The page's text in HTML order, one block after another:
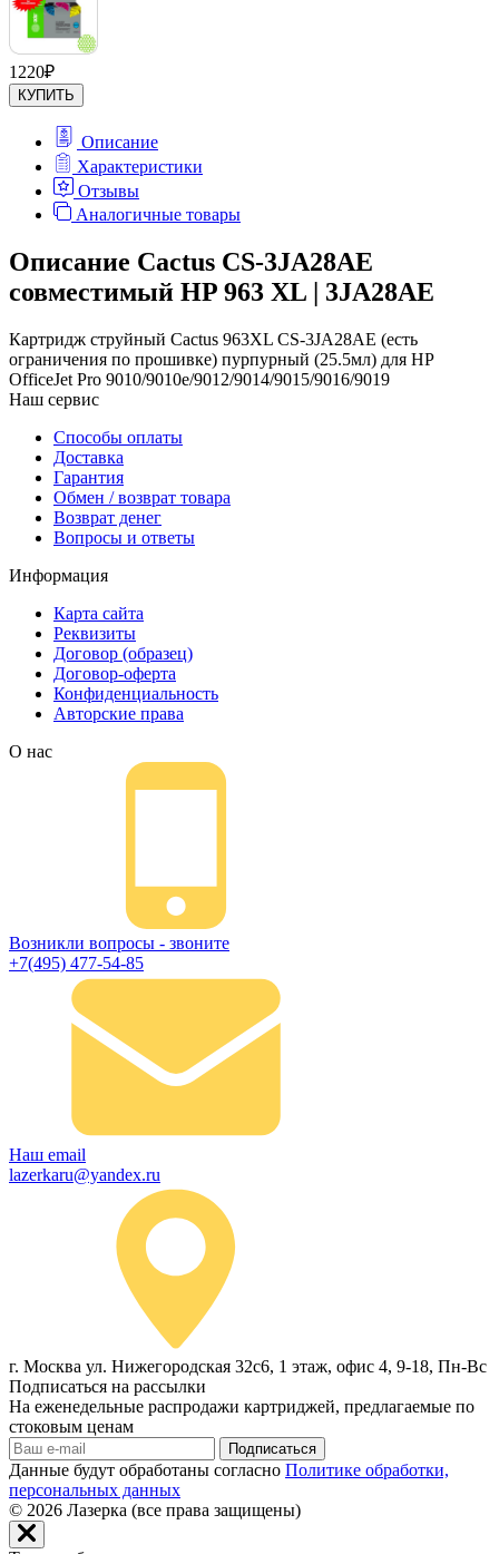
1220₽
КУПИТЬ
Описание
Характеристики
Отзывы
Аналогичные товары
Описание Cactus CS-3JA28AE
совместимый HP 963 XL | 3JA28AE
Картридж струйный Cactus 963XL CS-3JA28AE (есть
ограничения по прошивке) пурпурный (25.5мл) для HP
OfficeJet Pro 9010/9010e/9012/9014/9015/9016/9019
Наш сервис
Способы оплаты
Доставка
Гарантия
Обмен / возврат товара
Возврат денег
Вопросы и ответы
Информация
Карта сайта
Реквизиты
Договор (образец)
Договор-оферта
Конфиденциальность
Авторские права
О нас
Возникли вопросы - звоните
+7(495) 477-54-85
Наш email
lazerkaru@yandex.ru
г. Москва ул. Нижегородская 32с6, 1 этаж, офис 4, 9-18, Пн-Вс
Подписаться на рассылки
На еженедельные распродажи картриджей, предлагаемые по
стоковым ценам
Подписаться
Данные будут обработаны согласно Политике обработки,
персональных данных
© 2026 Лазерка (все права защищены)